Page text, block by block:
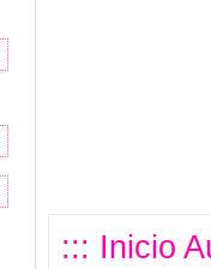
::: Inicio